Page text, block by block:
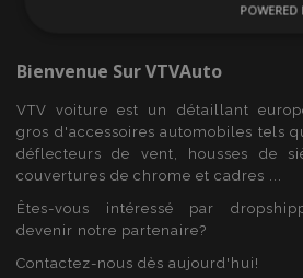
Bienvenue SurVTVAuto
VTV voiture est un détaillant
gros d'accessoires automobiles tels
déflecteurs de vent, housses de
couvertures de chrome et cadres ...
Êtes-vous intéressé par
devenir notre partenaire?
Contactez-nous dès aujourd'hui!
Fonctionnalité
POWERED